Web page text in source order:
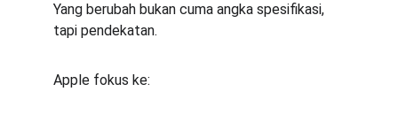
Yang berubah bukan cuma angka spesifikasi,
tapi pendekatan.
Apple fokus ke: